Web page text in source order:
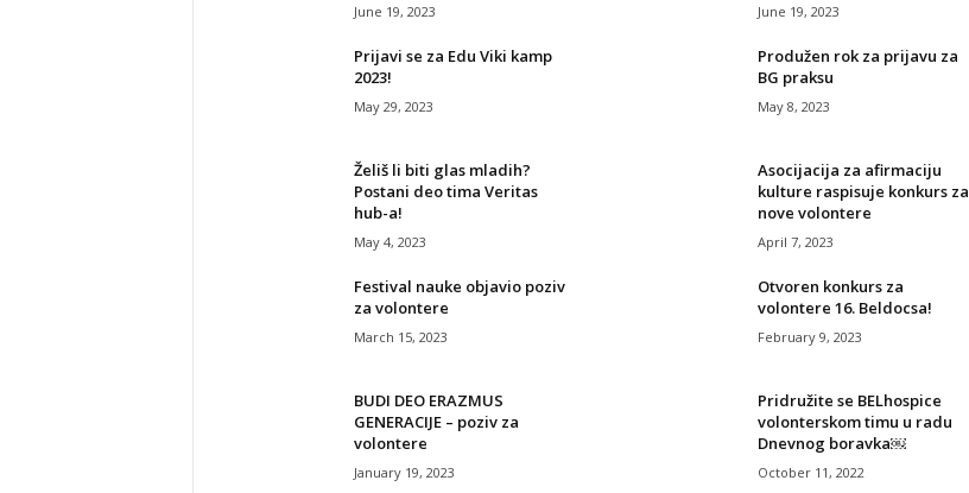
June 19, 2023 June 19, 2023
Prijavi se za Edu Viki kamp
2023!
May 29, 2023
Produžen rok za prijavu za
BG praksu
May 8, 2023
Želiš li biti glas mladih?
Postani deo tima Veritas
hub-a!
May 4, 2023
Asocijacija za afirmaciju
kulture raspisuje konkurs za
nove volontere
April 7, 2023
Festival nauke objavio poziv
za volontere
March 15, 2023
Otvoren konkurs za
volontere 16. Beldocsa!
February 9, 2023
BUDI DEO ERAZMUS
GENERACIJE – poziv za
volontere
January 19, 2023
Pridružite se BELhospice
volonterskom timu u radu
Dnevnog boravka￼
October 11, 2022